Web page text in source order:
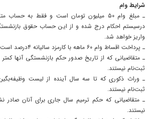
شرایط وام
ـ مبلغ وام ۵۰ میلیون تومان است و فقط به
درسیستم احکام درج شده و از این حساب حقوق
واریز خواهد شد.
ـ پرداخت اقساط وام ۶۰ ماهه با کارمزد سالیانه ۴درصد است.
ـ متقاضیانی که از تاریخ صدور حکم بازنشستگی آنها
ثبت‌نام نیستند.
ـ وراث ذکوری که تا سه سال آینده از لیست
ثبت‌نام نیستند.
ـ متقاضیانی که حکم ترمیم سال جاری برای آنان صادر
نیستند.